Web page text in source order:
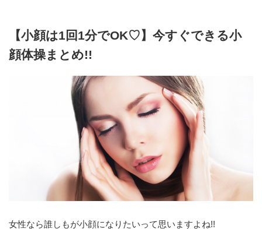
【小顔は1回1分でOK♡】今すぐできる小
顔体操まとめ!!
女性なら誰しもが小顔になりたいって思いますよね!!